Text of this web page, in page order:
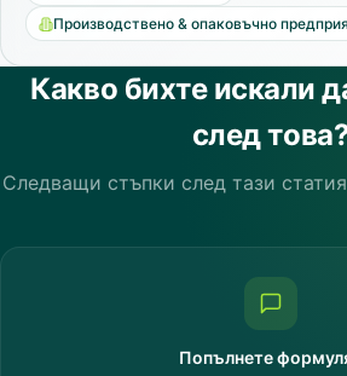
Производствено & опаковъчно
Какво бихте искали
след
Следващи стъпки след тази
Попълнете